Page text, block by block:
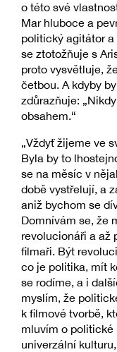
o této své
Mar hluboce a
politický agitátor a
se ztotožňuje s
proto vysvětluje,
četbou. A kdyby
zdůrazňuje:
obsahem.“
„Vždyť žijeme ve
Byla by to
se na měsíc v
době vystřelují, a
aniž bychom se
Domnívám se, že
revolucionáři a až
filmaři. Být
co je politika, mít
se rodíme, a i
myslím, že
k filmové tvorbě,
mluvím o politické
univerzální